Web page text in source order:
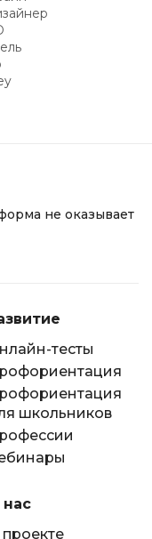
не оказывает
тесты
школьников